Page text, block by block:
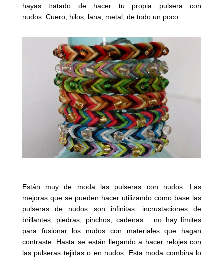
hayas tratado de hacer tu propia pulsera con
nudos. Cuero, hilos, lana, metal, de todo un poco.
Están muy de moda las pulseras con nudos. Las
mejoras que se pueden hacer utilizando como base las
pulseras de nudos son infinitas: incrustaciones de
brillantes, piedras, pinchos, cadenas… no hay límites
para fusionar los nudos con materiales que hagan
contraste. Hasta se están llegando a hacer relojes con
las pulseras tejidas o en nudos. Esta moda combina lo